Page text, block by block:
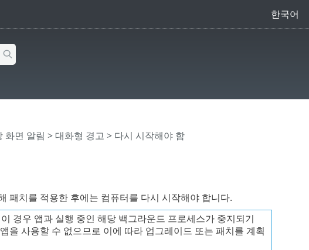
한국어
화면 알림 >대화형 경고 > 다시 시작해야 함
패치를 적용한 후에는 컴퓨터를 다시 시작해야 합니다.
경우 앱과 실행 중인 해당 백그라운드 프로세스가 중지되기
을 사용할 수 없으므로 이에 따라 업그레이드 또는 패치를 계획